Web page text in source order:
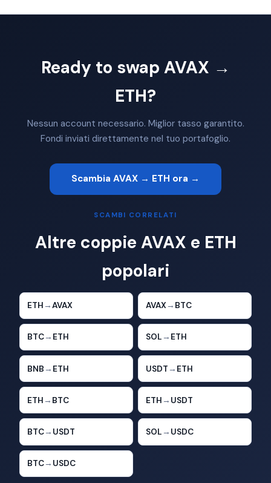
Ready to swap AVAX →
ETH?
Nessun account necessario. Miglior tasso garantito.
Fondi inviati direttamente nel tuo portafoglio.
Scambia AVAX → ETH ora →
SCAMBI CORRELATI
Altre coppie AVAX e ETH
popolari
ETH →AVAX AVAX→ BTC
BTC→ ETH SOL → ETH
BNB → ETH USDT → ETH
ETH → BTC ETH → USDT
BTC→ USDT SOL → USDC
BTC→ USDC